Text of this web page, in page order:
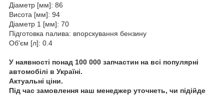
Діаметр [мм]: 86
Висота [мм]: 94
Діаметр 1 [мм]: 70
Підготовка палива: впорскування бензину
Об'єм [л]: 0.4
У наявності понад 100 000 запчастин на всі популярні
автомобілі в Україні.
Актуальні ціни.
Під час замовлення наш менеджер уточнеть, чи підійде